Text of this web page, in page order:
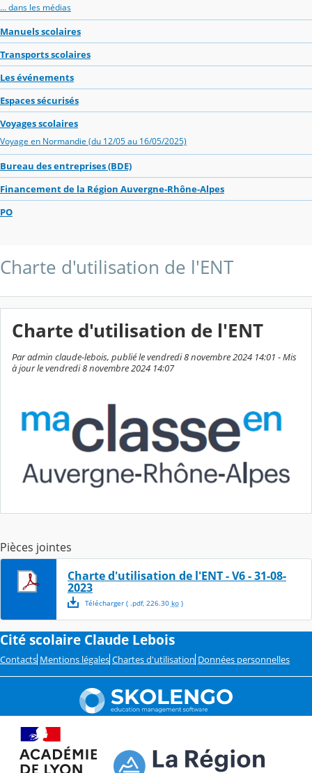
... dans les médias
Manuels scolaires
Transports scolaires
Les événements
Espaces sécurisés
Voyages scolaires
Voyage en Normandie (du 12/05 au 16/05/2025)
Bureau des entreprises (BDE)
Financement de la Région Auvergne-Rhône-Alpes
PO
Charte d'utilisation de l'ENT
Charte d'utilisation de l'ENT
Par admin claude-lebois, publié le vendredi 8 novembre 2024 14:01 - Mis
à jour le vendredi 8 novembre 2024 14:07
Pièces jointes
Charte d'utilisation de l'ENT - V6 - 31-08-
2023
Télécharger( .pdf, 226.30 ko)
Cité scolaire Claude Lebois
Contacts Mentions légales Chartes d'utilisation Données personnelles